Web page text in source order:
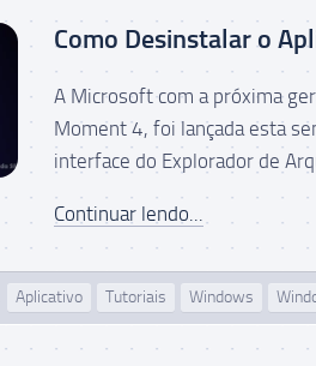
Canal
Beta
Canal
Canal
Canary
Como Desinstalar o
A Microsoft com a próxima
Moment 4, foi lançada esta
interface do Explorador de
Continuar lendo...
Aplicativo Tutoriais Windows